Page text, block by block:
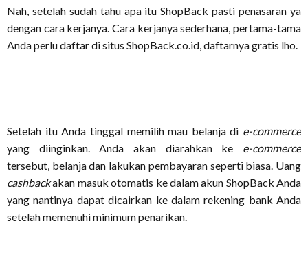
Nah, setelah sudah tahu apa itu ShopBack pasti penasaran ya
dengan cara kerjanya. Cara kerjanya sederhana, pertama-tama
Anda perlu daftar di situs ShopBack.co.id, daftarnya gratis lho.
Setelah itu Anda tinggal memilih mau belanja di e-commerce
yang diinginkan. Anda akan diarahkan ke e-commerce
tersebut, belanja dan lakukan pembayaran seperti biasa. Uang
cashbackakan masuk otomatis ke dalam akun ShopBack Anda
yang nantinya dapat dicairkan ke dalam rekening bank Anda
setelah memenuhi minimum penarikan.